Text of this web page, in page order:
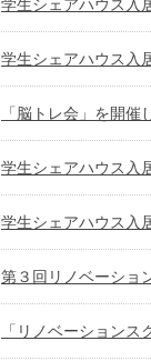
学生シェアハウス入
学生シェアハウス入
「脳トレ会」を開催
学生シェアハウス入
学生シェアハウス入
第３回リノベーショ
「リノベーション